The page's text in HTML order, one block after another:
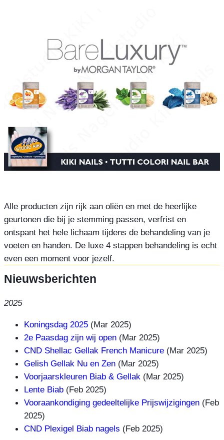
Alle producten zijn rijk aan oliën en met de heerlijke
geurtonen die bij je stemming passen, verfrist en
ontspant het hele lichaam tijdens de behandeling van je
voeten en handen. De luxe 4 stappen behandeling is echt
even een moment voor jezelf.
Nieuwsberichten
2025
Koningsdag 2025 (Mar 2025)
2e Paasdag zijn wij open (Mar 2025)
CND Shellac Gellak French Manicure (Mar 2025)
Gelish Gellak Nu en Zen (Mar 2025)
Voorjaarskleuren Biab & Gellak (Mar 2025)
Lente Biab (Feb 2025)
Vooraankondiging gedeeltelijke Prijswijzigingen (Feb
2025)
CND Plexigel Biab nagels (Feb 2025)